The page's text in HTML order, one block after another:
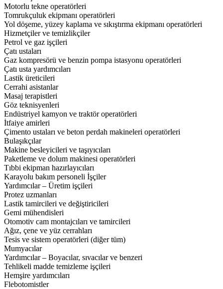
Motorlu tekne operatörleri
Tomrukçuluk ekipmanı operatörleri
Yol döşeme, yüzey kaplama ve sıkıştırma ekipmanı operatörleri
Hizmetçiler ve temizlikçiler
Petrol ve gaz işçileri
Çatı ustaları
Gaz kompresörü ve benzin pompa istasyonu operatörleri
Çatı usta yardımcıları
Lastik üreticileri
Cerrahi asistanlar
Masaj terapistleri
Göz teknisyenleri
Endüstriyel kamyon ve traktör operatörleri
İtfaiye amirleri
Çimento ustaları ve beton perdah makineleri operatörleri
Bulaşıkçılar
Makine besleyicileri ve taşıyıcıları
Paketleme ve dolum makinesi operatörleri
Tıbbi ekipman hazırlayıcıları
Karayolu bakım personeli İşçiler
Yardımcılar – Üretim işçileri
Protez uzmanları
Lastik tamircileri ve değiştiricileri
Gemi mühendisleri
Otomotiv cam montajcıları ve tamircileri
Ağız, çene ve yüz cerrahları
Tesis ve sistem operatörleri (diğer tüm)
Mumyacılar
Yardımcılar – Boyacılar, sıvacılar ve benzeri
Tehlikeli madde temizleme işçileri
Hemşire yardımcıları
Flebotomistler